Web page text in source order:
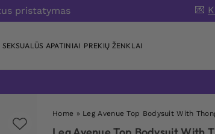
pristatymas 💌
SEKSUALŪS APATINIAI PREKIŲ ŽENKLAI
Home » Leg Avenue Top Bodysuit With